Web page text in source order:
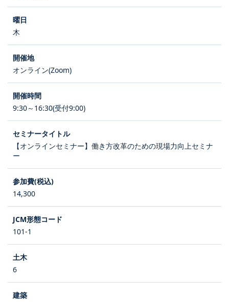
木
オンライン(Zoom)
9:30～16:30(受付9:00)
【オンラインセミナー】働き方改革のための現場力向上セミナ
ー
14,300
101-1
6